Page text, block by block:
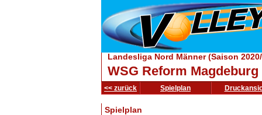
Landesliga Nord Männer (Saison
WSG Reform Magdeburg
<< zurück Spielplan
Spielplan